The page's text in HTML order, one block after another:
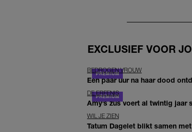
EXCLUSIEF VOOR
BEDROGEN VROUW
Een paar uur na haar dood
DE ERFENIS
Amy’s zus voert al twintig jaar
WIL JE ZIEN
Tatum Dagelet blikt samen